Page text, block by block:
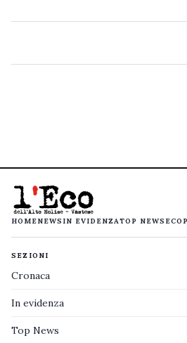
HOMENEWS IN EVIDENZATOP NEWS
SEZIONI
Cronaca
In evidenza
Top News